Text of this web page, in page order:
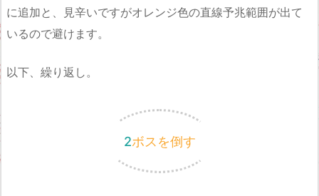
に追加と、見辛いですがオレンジ色の直線予兆範囲が出て
いるので避けます。
以下、繰り返し。
2ボスを倒す